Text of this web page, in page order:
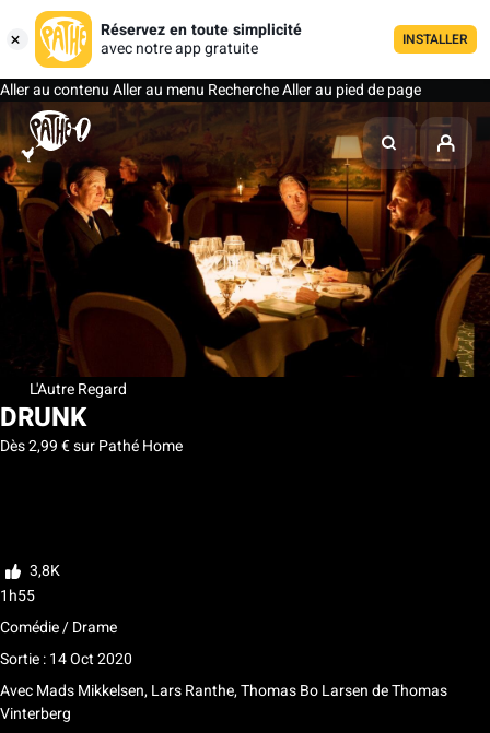
Réservez en toute simplicité
avec notre app gratuite
INSTALLER
Aller au contenuAller au menu RechercheAller au pied de page
L'Autre Regard
DRUNK
Dès 2,99 € sur Pathé Home
3,8K
1h55
Comédie / Drame
Sortie : 14 Oct 2020
AvecMads Mikkelsen, Lars Ranthe, Thomas Bo LarsendeThomas
Vinterberg